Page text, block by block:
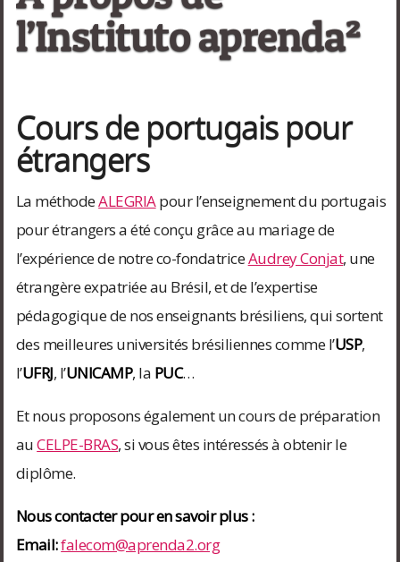
l’Instituto aprenda²
Cours de portugais pour
étrangers
La méthodeALEGRIApour l’enseignement du portugais
pour étrangers a été conçu grâce au mariage de
l’expérience de notre co-fondatriceAudrey Conjat, une
étrangère expatriée au Brésil, et de l’expertise
pédagogique de nos enseignants brésiliens, qui sortent
des meilleures universités brésiliennes comme l’USP,
l’UFRJ, l’UNICAMP, la PUC…
Et nous proposons également un cours de préparation
auCELPE-BRAS, si vous êtes intéressés à obtenir le
diplôme.
Nous contacter pour en savoir plus :
Email:falecom@aprenda2.org